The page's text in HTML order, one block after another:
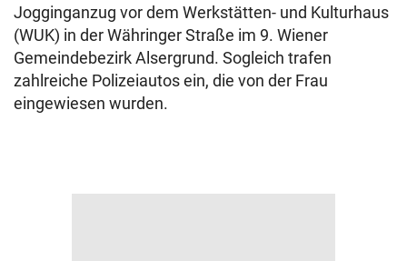
Jogginganzug vor dem Werkstätten- und Kulturhaus
(WUK) in der Währinger Straße im 9. Wiener
Gemeindebezirk Alsergrund. Sogleich trafen
zahlreiche Polizeiautos ein, die von der Frau
eingewiesen wurden.